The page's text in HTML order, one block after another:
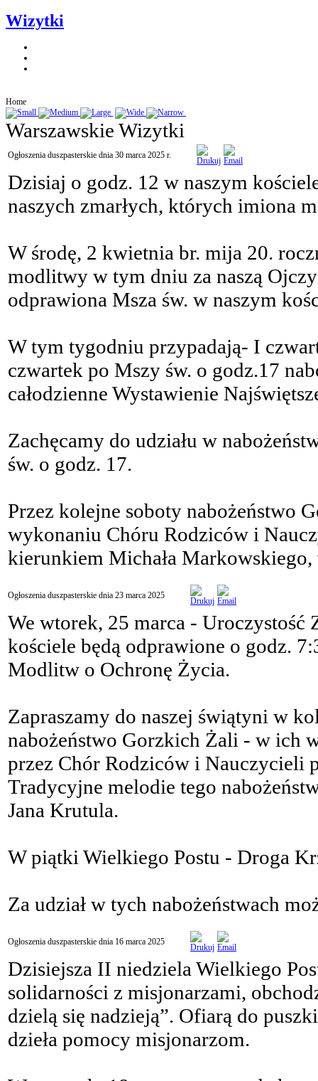
Wizytki
Home
Warszawskie Wizytki
Ogłoszenia duszpasterskie dnia 30 marca 2025 r.
Dzisiaj o godz. 12 w naszym
naszych zmarłych, których imiona
W środę, 2 kwietnia br. mija 20.
modlitwy w tym dniu za naszą
odprawiona Msza św. w naszym
W tym tygodniu przypadają- I
czwartek po Mszy św. o godz.17
całodzienne Wystawienie
Zachęcamy do udziału w
św. o godz. 17.
Przez kolejne soboty nabożeństwo
wykonaniu Chóru Rodziców i
kierunkiem Michała
Ogłoszenia duszpasterskie dnia 23 marca 2025
We wtorek, 25 marca - Uroczystość
kościele będą odprawione o godz.
Modlitw o Ochronę Życia.
Zapraszamy do naszej świątyni w
nabożeństwo Gorzkich Żali - w ich
przez Chór Rodziców i Nauczycieli
Tradycyjne melodie tego
Jana Krutula.
W piątki Wielkiego Postu - Droga
Za udział w tych nabożeństwach
Ogłoszenia duszpasterskie dnia 16 marca 2025
Dzisiejsza II niedziela Wielkiego
solidarności z misjonarzami,
dzielą się nadzieją”. Ofiarą do
dzieła pomocy misjonarzom.